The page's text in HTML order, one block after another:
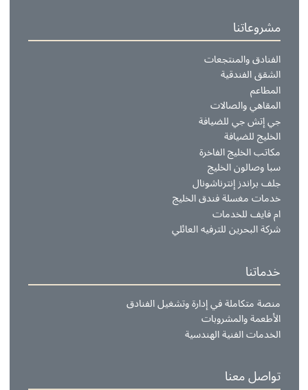
نحن
عنا
والرسالة
رئيس مجلس الإدارة
الرئيس التنفيذي
الإدارة
التنفيذية
والمنتجعات
والصالات
إتش جي للضيافة
للضيافة
الخليج الفاخرة
مغسلة فندق الخليج